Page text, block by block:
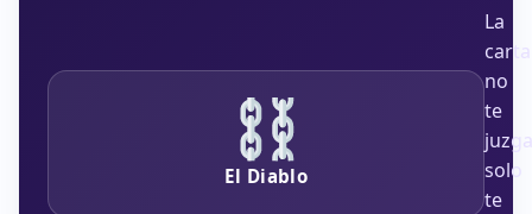
El Diablo
La
carta
no
te
solo
te